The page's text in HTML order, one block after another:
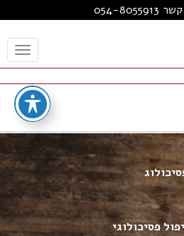
פסיכולוגי